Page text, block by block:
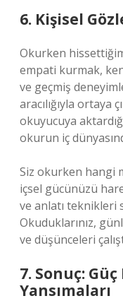
6. Kişisel
Okurken
empati kurmak,
ve geçmiş
aracılığıyla ortaya
okuyucuya
okurun iç
Siz okurken hangi
içsel gücünüzü
ve anlatı teknikleri
Okuduklarınız,
ve düşünceleri
7. Sonuç:
Yansımaları